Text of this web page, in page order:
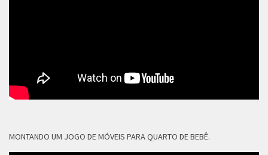
MONTANDO UM JOGO DE MÓVEIS PARA QUARTO DE BEBÊ.